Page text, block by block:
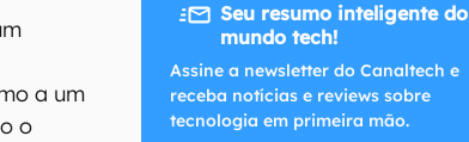
a um
o
Seu resumo inteligente do
mundo tech!
Assine a newsletter do Canaltech e
receba notícias e reviews sobre
tecnologia em primeira mão.